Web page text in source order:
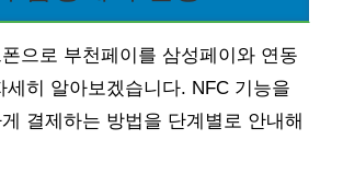
으로 부천페이를 삼성페이와 연동
세히 알아보겠습니다. NFC 기능을
결제하는 방법을 단계별로 안내해